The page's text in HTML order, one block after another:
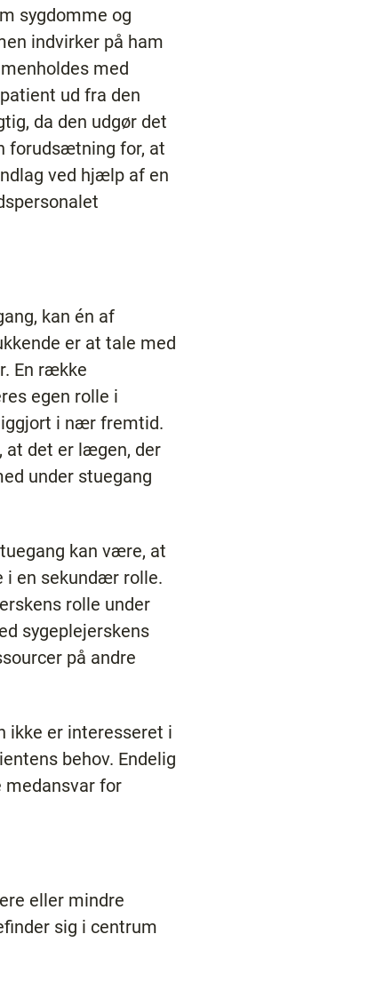
sygdomme og
indvirker på ham
med
ud fra den
da den udgør det
forudsætning for, at
ved hjælp af en
kan én af
er at tale med
En række
egen rolle i
i nær fremtid.
at det er lægen, der
under stuegang
kan være, at
i en sekundær rolle.
rolle under
sygeplejerskens
på andre
ikke er interesseret i
behov. Endelig
for
eller mindre
sig i centrum